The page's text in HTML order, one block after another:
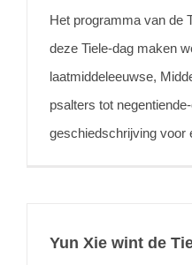
Het programma van de
deze Tiele-dag maken
laatmiddeleeuwse,
psalters tot
geschiedschrijving voor
Yun Xie wint de